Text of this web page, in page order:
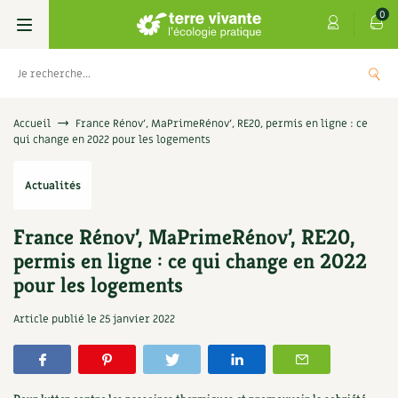
0
Livres
Techniques de jardinage
Verger, arbres
Petit élevage
Aménagement jardin
Se réabonner
Offrir un abonnement
4 saisons
Graines, semences
Potagères
Florales
Cartes cadeau
Centre Terre vivante
Infos & conseils
Accueil
France Rénov’, MaPrimeRénov’, RE20, permis en ligne : ce
qui change en 2022 pour les logements
Actualités
France Rénov’, MaPrimeRénov’, RE20,
permis en ligne : ce qui change en 2022
pour les logements
Article publié le 25 janvier 2022
Don pour soutenir Terre vivante